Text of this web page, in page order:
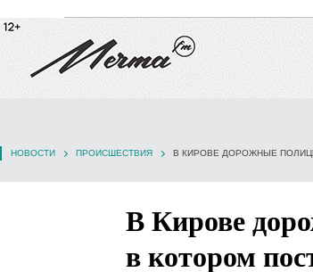
НОВОСТИ ПРОИСШЕСТВИЯ
В Кирове
в котором